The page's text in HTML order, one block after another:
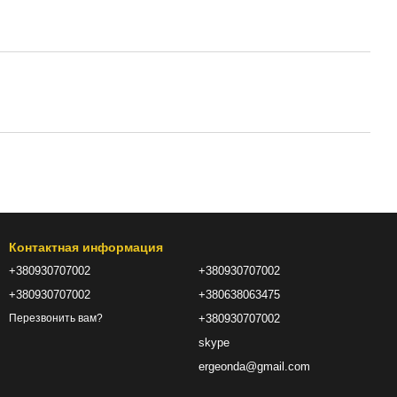
Контактная информация
+380930707002
+380930707002
Перезвонить вам?
+380930707002
+380638063475
+380930707002
skype
ergeonda@gmail.com